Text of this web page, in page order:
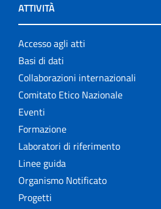
ATTIVITÀ
Accesso agli atti
Basi di dati
Collaborazioni internazionali
Comitato Etico Nazionale
Eventi
Formazione
Laboratori di riferimento
Linee guida
Organismo Notificato
Progetti